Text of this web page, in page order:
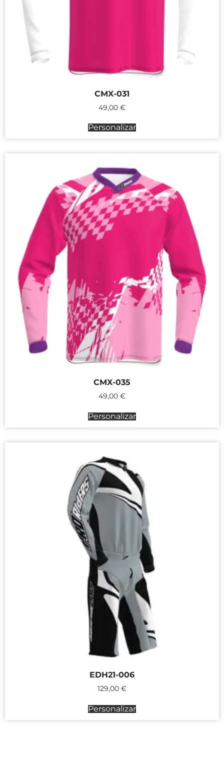
CMX-031
49,00 €
Personalizar
CMX-035
49,00 €
Personalizar
EDH21-006
129,00 €
Personalizar